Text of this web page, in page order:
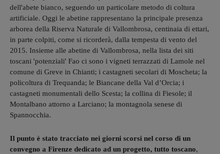
dell'abete bianco, seguendo un particolare metodo di coltura
artificiale. Oggi le abetine rappresentano la principale presenza
arborea della Riserva Naturale di Vallombrosa, centinaia di ettari,
in parte colpiti, come si ricorderà, dalla tempesta di vento del
2015. Insieme alle abetine di Vallombrosa, nella lista dei siti
toscani 'potenziali' Fao ci sono i vigneti terrazzati di Lamole nel
comune di Greve in Chianti; i castagneti secolari di Moscheta; la
policoltura di Trequanda; le Biancane della Val d’Orcia; i
castagneti monumentali dello Scesta; la collina di Fiesole; il
Montalbano attorno a Larciano; la montagnola senese di
Spannocchia.
Il punto è stato tracciato nei giorni scorsi nel corso di un
convegno a Firenze dedicato ad un progetto, tutto toscano,